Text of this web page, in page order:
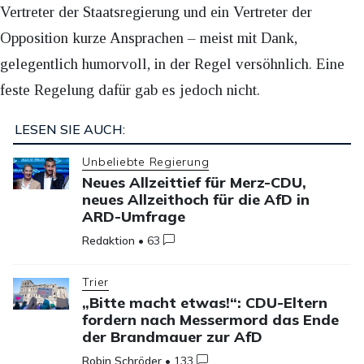
Vertreter der Staatsregierung und ein Vertreter der
Opposition kurze Ansprachen – meist mit Dank,
gelegentlich humorvoll, in der Regel versöhnlich. Eine
feste Regelung dafür gab es jedoch nicht.
LESEN SIE AUCH:
Unbeliebte Regierung
Neues Allzeittief für Merz-CDU,
neues Allzeithoch für die AfD in
ARD-Umfrage
Redaktion •63
Trier
„Bitte macht etwas!“: CDU-Eltern
fordern nach Messermord das Ende
der Brandmauer zur AfD
Robin Schröder • 133